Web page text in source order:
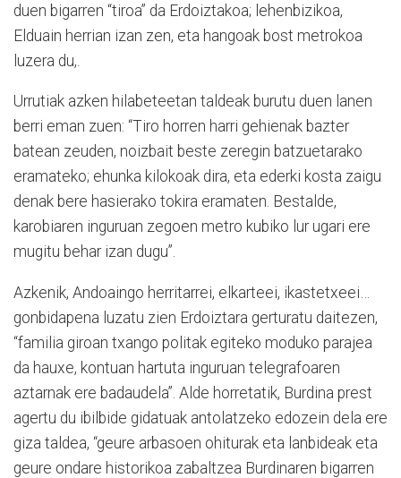
duen bigarren “tiroa” da Erdoiztakoa; lehenbizikoa,
Elduain herrian izan zen, eta hangoak bost metrokoa
luzera du,.
Urrutiak azken hilabeteetan taldeak burutu duen lanen
berri eman zuen: “Tiro horren harri gehienak bazter
batean zeuden, noizbait beste zeregin batzuetarako
eramateko; ehunka kilokoak dira, eta ederki kosta zaigu
denak bere hasierako tokira eramaten. Bestalde,
karobiaren inguruan zegoen metro kubiko lur ugari ere
mugitu behar izan dugu”.
Azkenik, Andoaingo herritarrei, elkarteei, ikastetxeei…
gonbidapena luzatu zien Erdoiztara gerturatu daitezen,
“familia giroan txango politak egiteko moduko parajea
da hauxe, kontuan hartuta inguruan telegrafoaren
aztarnak ere badaudela”. Alde horretatik, Burdina prest
agertu du ibilbide gidatuak antolatzeko edozein dela ere
giza taldea, “geure arbasoen ohiturak eta lanbideak eta
geure ondare historikoa zabaltzea Burdinaren bigarren